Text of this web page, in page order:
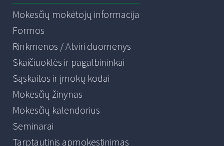
Mokesčių mokėtojų informacija
Formos
Rinkmenos / Atviri duomenys
Skaičiuoklės ir pagalbininkai
Sąskaitos ir įmokų kodai
Mokesčių žinynas
Mokesčių kalendorius
Seminarai
Tarptautinis apmokestinimas